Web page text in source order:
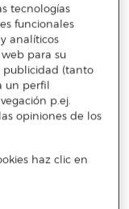
tecnologías
funcionales
analíticos
para su
publicidad (tanto
un perfil
p.ej.
opiniones de los
haz clic en